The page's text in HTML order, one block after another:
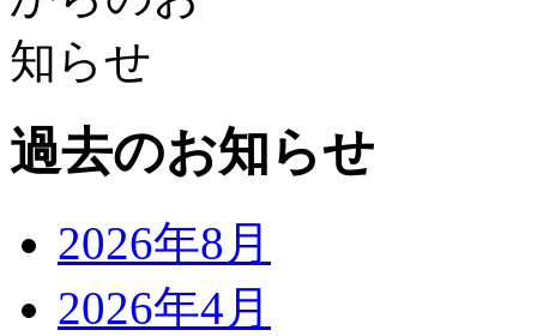
過去のお知らせ
2026年8月
2026年4月